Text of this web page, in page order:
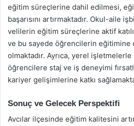
eğitim süreçlerine dahil edilmesi,
başarısını artırmaktadır. Okul-aile
velilerin eğitim süreçlerine aktif
ve bu sayede öğrencilerin eğitimine
olmaktadır. Ayrıca, yerel
öğrencilere staj ve iş deneyimi
kariyer gelişimlerine katkı
Sonuç ve Gelecek Perspektifi
Avcılar ilçesinde eğitim kalitesini